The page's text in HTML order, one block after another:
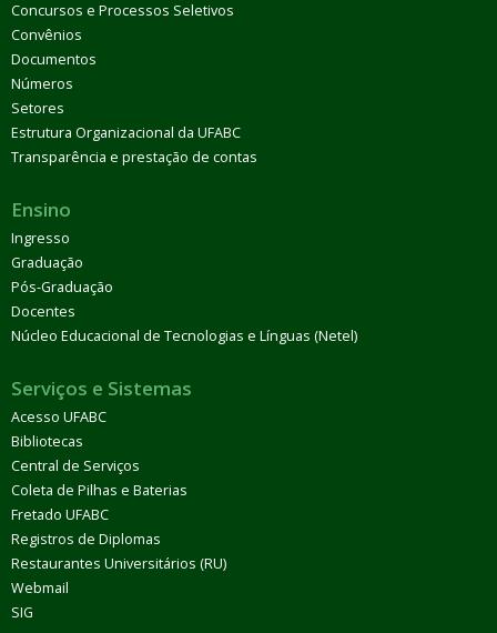
Concursos e Processos Seletivos
Convênios
Documentos
Números
Setores
Estrutura Organizacional da UFABC
Transparência e prestação de contas
Ensino
Ingresso
Graduação
Pós-Graduação
Docentes
Núcleo Educacional de Tecnologias e Línguas (Netel)
Serviços e Sistemas
Acesso UFABC
Bibliotecas
Central de Serviços
Coleta de Pilhas e Baterias
Fretado UFABC
Registros de Diplomas
Restaurantes Universitários (RU)
Webmail
SIG